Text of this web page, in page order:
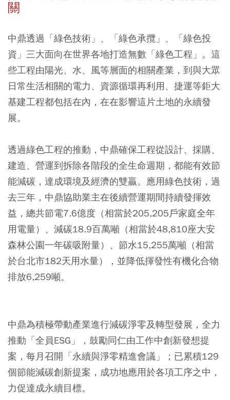
關
中鼎透過「綠色技術」、「綠色承攬」、「綠色投
資」三大面向在世界各地打造無數「綠色工程」。這
些工程由陽光、水、風等層面的相關產業，到與大眾
日常生活相關的電力、資源循環再利用、捷運等鉅大
基建工程都包括在內，在在影響這片土地的永續發
展。
透過綠色工程的推動，中鼎確保工程從設計、採購、
建造、營運到拆除各階段的全生命週期，都能有效節
能減碳，達成環境及經濟的雙贏。應用綠色技術，過
去三年，中鼎協助業主在後續營運期間持續發揮效
益，總共節電7.6億度（相當於205,205戶家庭全年
用電量）、減碳18.9百萬噸（相當於48,810座大安
森林公園一年碳吸附量）、節水15,255萬噸（相當
於台北市182天用水量），並降低揮發性有機化合物
排放6,259噸。
中鼎為積極帶動產業進行減碳淨零及轉型發展，全力
推動「全員ESG」，鼓勵同仁由工作中創新發想提
案，每月召開「永續與淨零精進會議」；已累積129
個節能減碳創新提案，成功地應用於各項工序之中，
力促達成永續目標。